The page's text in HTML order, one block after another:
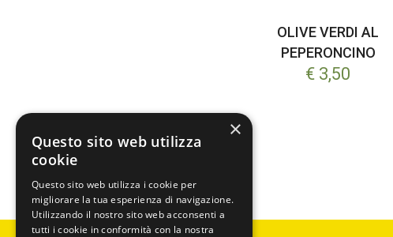
OLIVE VERDI AL
PEPERONCINO
€ 3,50
×
Questo sito web utilizza
cookie
Questo sito web utilizza i cookie per
migliorare la tua esperienza di navigazione.
Utilizzando il nostro sito web acconsenti a
tutti i cookie in conformità con la nostra